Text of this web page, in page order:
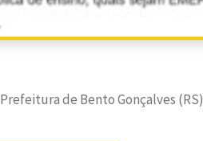
Prefeitura de Bento Gonçalves (RS)